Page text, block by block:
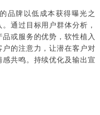
品牌以低成本获得曝光之
通过目标用户群体分析，
或服务的优势，软性植入
的注意力，让潜在客户对
共鸣。持续优化及输出宣